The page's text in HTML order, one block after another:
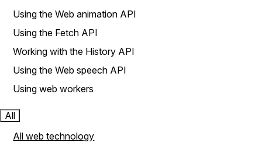
Using the Web animation API
Using the Fetch API
Working with the History API
Using the Web speech API
Using web workers
All
All web technology